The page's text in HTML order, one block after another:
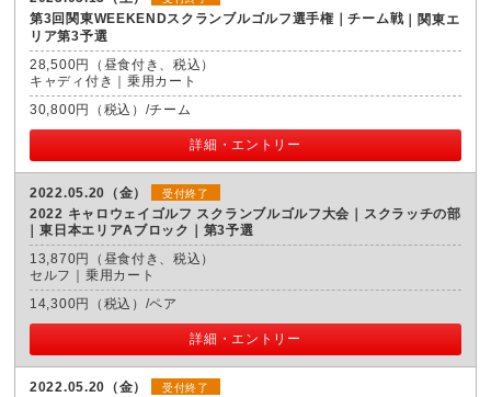
第3回関東WEEKENDスクランブルゴルフ選手権｜チーム戦
関東エ
リア第3予選
28,500円（昼食付き、税込）
キャディ付き｜乗用カート
30,800円（税込）/チーム
詳細・エントリー
2022.05.20（金） 受付終了
2022 キャロウェイゴルフ スクランブルゴルフ大会｜スクラッチの部
東日本エリアAブロック｜第3予選
13,870円（昼食付き、税込）
セルフ｜乗用カート
14,300円（税込）/ペア
詳細・エントリー
2022.05.20（金） 受付終了